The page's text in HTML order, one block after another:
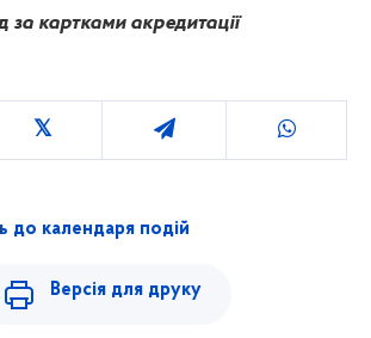
за картками акредитації
до календаря подій
Версія для друку